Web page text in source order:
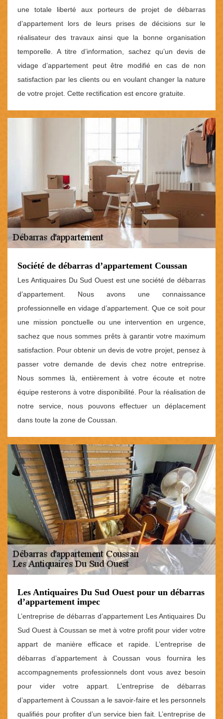
une totale liberté aux porteurs de projet de débarras
d’appartement lors de leurs prises de décisions sur le
réalisateur des travaux ainsi que la bonne organisation
temporelle. A titre d’information, sachez qu’un devis de
vidage d’appartement peut être modifié en cas de non
satisfaction par les clients ou en voulant changer la nature
de votre projet. Cette rectification est encore gratuite.
Société de débarras d’appartement Coussan
Les Antiquaires Du Sud Ouest est une société de débarras
d’appartement. Nous avons une connaissance
professionnelle en vidage d’appartement. Que ce soit pour
une mission ponctuelle ou une intervention en urgence,
sachez que nous sommes prêts à garantir votre maximum
satisfaction. Pour obtenir un devis de votre projet, pensez à
passer votre demande de devis chez notre entreprise.
Nous sommes là, entièrement à votre écoute et notre
équipe resterons à votre disponibilité. Pour la réalisation de
notre service, nous pouvons effectuer un déplacement
dans toute la zone de Coussan.
Les Antiquaires Du Sud Ouest pour un débarras
d’appartement impec
L’entreprise de débarras d’appartement Les Antiquaires Du
Sud Ouest à Coussan se met à votre profit pour vider votre
appart de manière efficace et rapide. L’entreprise de
débarras d’appartement à Coussan vous fournira les
accompagnements professionnels dont vous avez besoin
pour vider votre appart. L’entreprise de débarras
d’appartement à Coussan a le savoir-faire et les personnels
qualifiés pour profiter d’un service bien fait. L’entreprise de